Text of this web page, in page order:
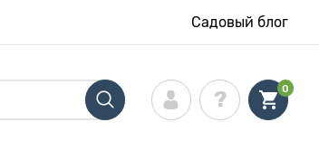
Садовый блог
0